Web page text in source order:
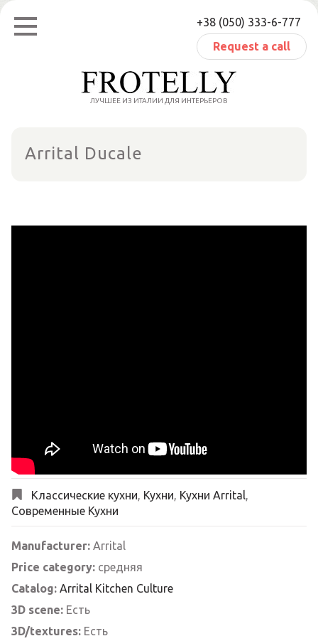
Skip
content
+38 (050) 333-6-777
Request a call
ЛУЧШЕЕ ИЗ ИТАЛИИ ДЛЯ ИНТЕРЬЕРОВ
Arrital Ducale
Классические кухни, Кухни, Кухни Arrital,
Современные Кухни
Manufacturer: Arrital
Price category: средняя
Catalog: Arrital Kitchen Сulture
3D scene: Есть
3D/textures: Есть